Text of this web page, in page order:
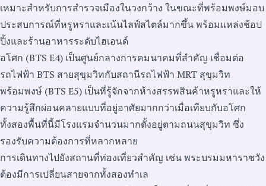
เหมาะสำหรับการสำรวจเมืองในวงกว้าง ในขณะที่พร้อมพงษ์มอบ
ประสบการณ์ที่หรูหราและเน้นไลฟ์สไตล์มากขึ้น พร้อมแหล่งช้อป
ปิ้งและร้านอาหารระดับไฮเอนด์
อโศก (BTS E4) เป็นศูนย์กลางการคมนาคมที่สำคัญ เชื่อมต่อ
รถไฟฟ้า BTS สายสุขุมวิทกับสถานีรถไฟฟ้า MRT สุขุมวิท
พร้อมพงษ์ (BTS E5) เป็นที่รู้จักจากห้างสรรพสินค้าหรูหราและให้
ความรู้สึกผ่อนคลายแบบที่อยู่อาศัยมากกว่าเมื่อเทียบกับอโศก
ทั้งสองพื้นที่นี้มีโรงแรมจำนวนมากตั้งอยู่ตามถนนสุขุมวิท ซึ่ง
รองรับความต้องการที่หลากหลาย
การเดินทางไปยังสถานที่ท่องเที่ยวสำคัญ เช่น พระบรมมหาราชวัง
ต้องมีการเปลี่ยนสายจากทั้งสองทำเล